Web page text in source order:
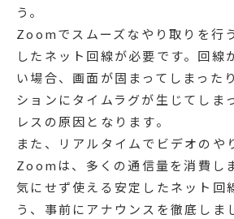
う。
Zoomでスムーズなやり取りを行
したネット回線が必要です。回線
い場合、画面が固まってしまった
ションにタイムラグが生じてしま
レスの原因となります。
また、リアルタイムでビデオのや
Zoomは、多くの通信量を消費し
気にせず使える安定したネット回
う、事前にアナウンスを徹底しま